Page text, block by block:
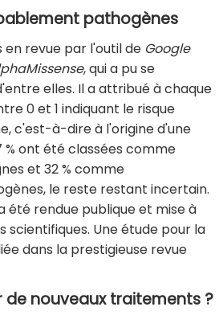
pathogènes
en revue par l'outil de Google
, qui a pu se
elles. Il a attribué à chaque
0 et 1 indiquant le risque
c'est-à-dire à l'origine d'une
% ont été classées comme
et 32 % comme
le reste restant incertain.
été rendue publique et mise à
scientifiques. Une étude pour la
dans la prestigieuse revue
de nouveaux traitements ?